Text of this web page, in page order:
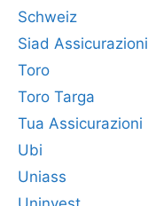
Schweiz
Siad Assicurazioni
Toro
Toro Targa
Tua Assicurazioni
Ubi
Uniass